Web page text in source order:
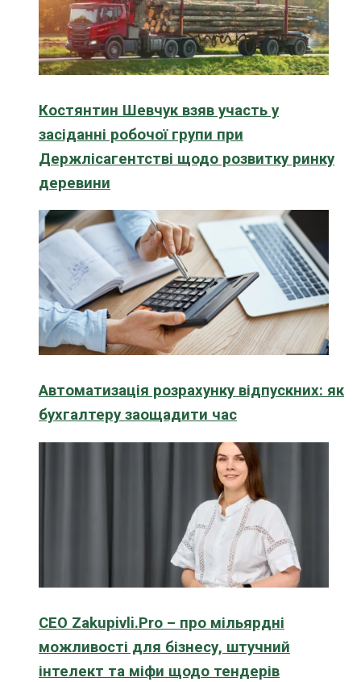
Костянтин Шевчук взяв участь у
засіданні робочої групи при
Держлісагентстві щодо розвитку ринку
деревини
Автоматизація розрахунку відпускних: як
бухгалтеру заощадити час
CEO Zakupivli.Pro – про мільярдні
можливості для бізнесу, штучний
інтелект та міфи щодо тендерів